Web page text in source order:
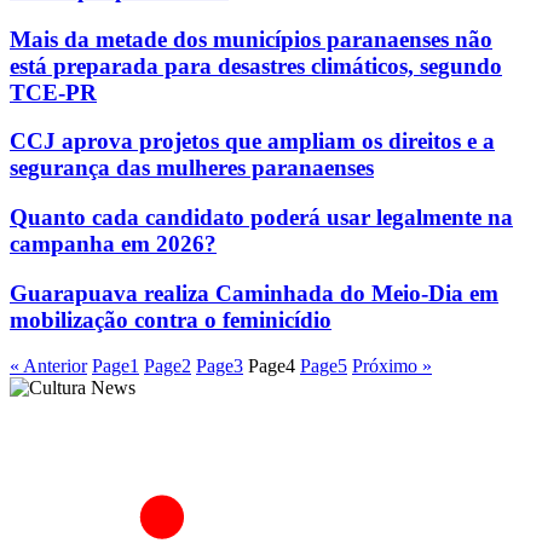
Mais da metade dos municípios paranaenses não
está preparada para desastres climáticos, segundo
TCE-PR
CCJ aprova projetos que ampliam os direitos e a
segurança das mulheres paranaenses
Quanto cada candidato poderá usar legalmente na
campanha em 2026?
Guarapuava realiza Caminhada do Meio-Dia em
mobilização contra o feminicídio
« Anterior Page1 Page2 Page3 Page4 Page5 Próximo »